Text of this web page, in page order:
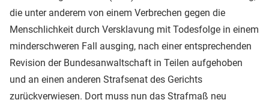
die unter anderem von einem Verbrechen gegen die
Menschlichkeit durch Versklavung mit Todesfolge in einem
minderschweren Fall ausging, nach einer entsprechenden
Revision der Bundesanwaltschaft in Teilen aufgehoben
und an einen anderen Strafsenat des Gerichts
zurückverwiesen. Dort muss nun das Strafmaß neu